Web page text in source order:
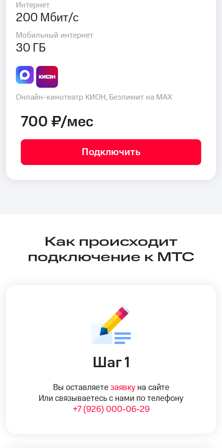
Интернет
200 Мбит/с
Мобильный интернет
30 ГБ
Онлайн-кинотеатр КИОН, Безлимит на MAX
700 ₽/мес
Подключить
Как происходит
подключение к МТС
Шаг 1
Вы оставляете заявкуна сайте
Или связываетесь с нами по телефону
+7 (926) 000-06-29